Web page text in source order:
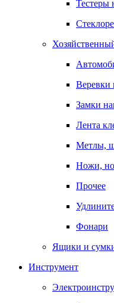
Тестеры
Веревки
Замки
Лента
Метлы,
Ножи,
Прочее
Фонари
Ящики и
Инструмент